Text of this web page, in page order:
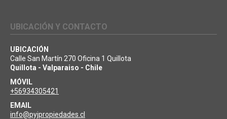
UBICACIÓN Y CONTACTO
UBICACIÓN
Calle San Martín 270 Oficina 1 Quillota
Quillota - Valparaiso - Chile
MÓVIL
+56934305421
EMAIL
info@pyjpropiedades.cl